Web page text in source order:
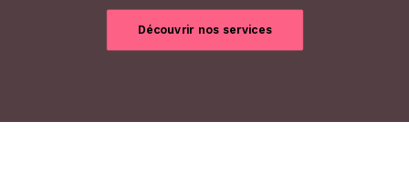
Découvrir nos services